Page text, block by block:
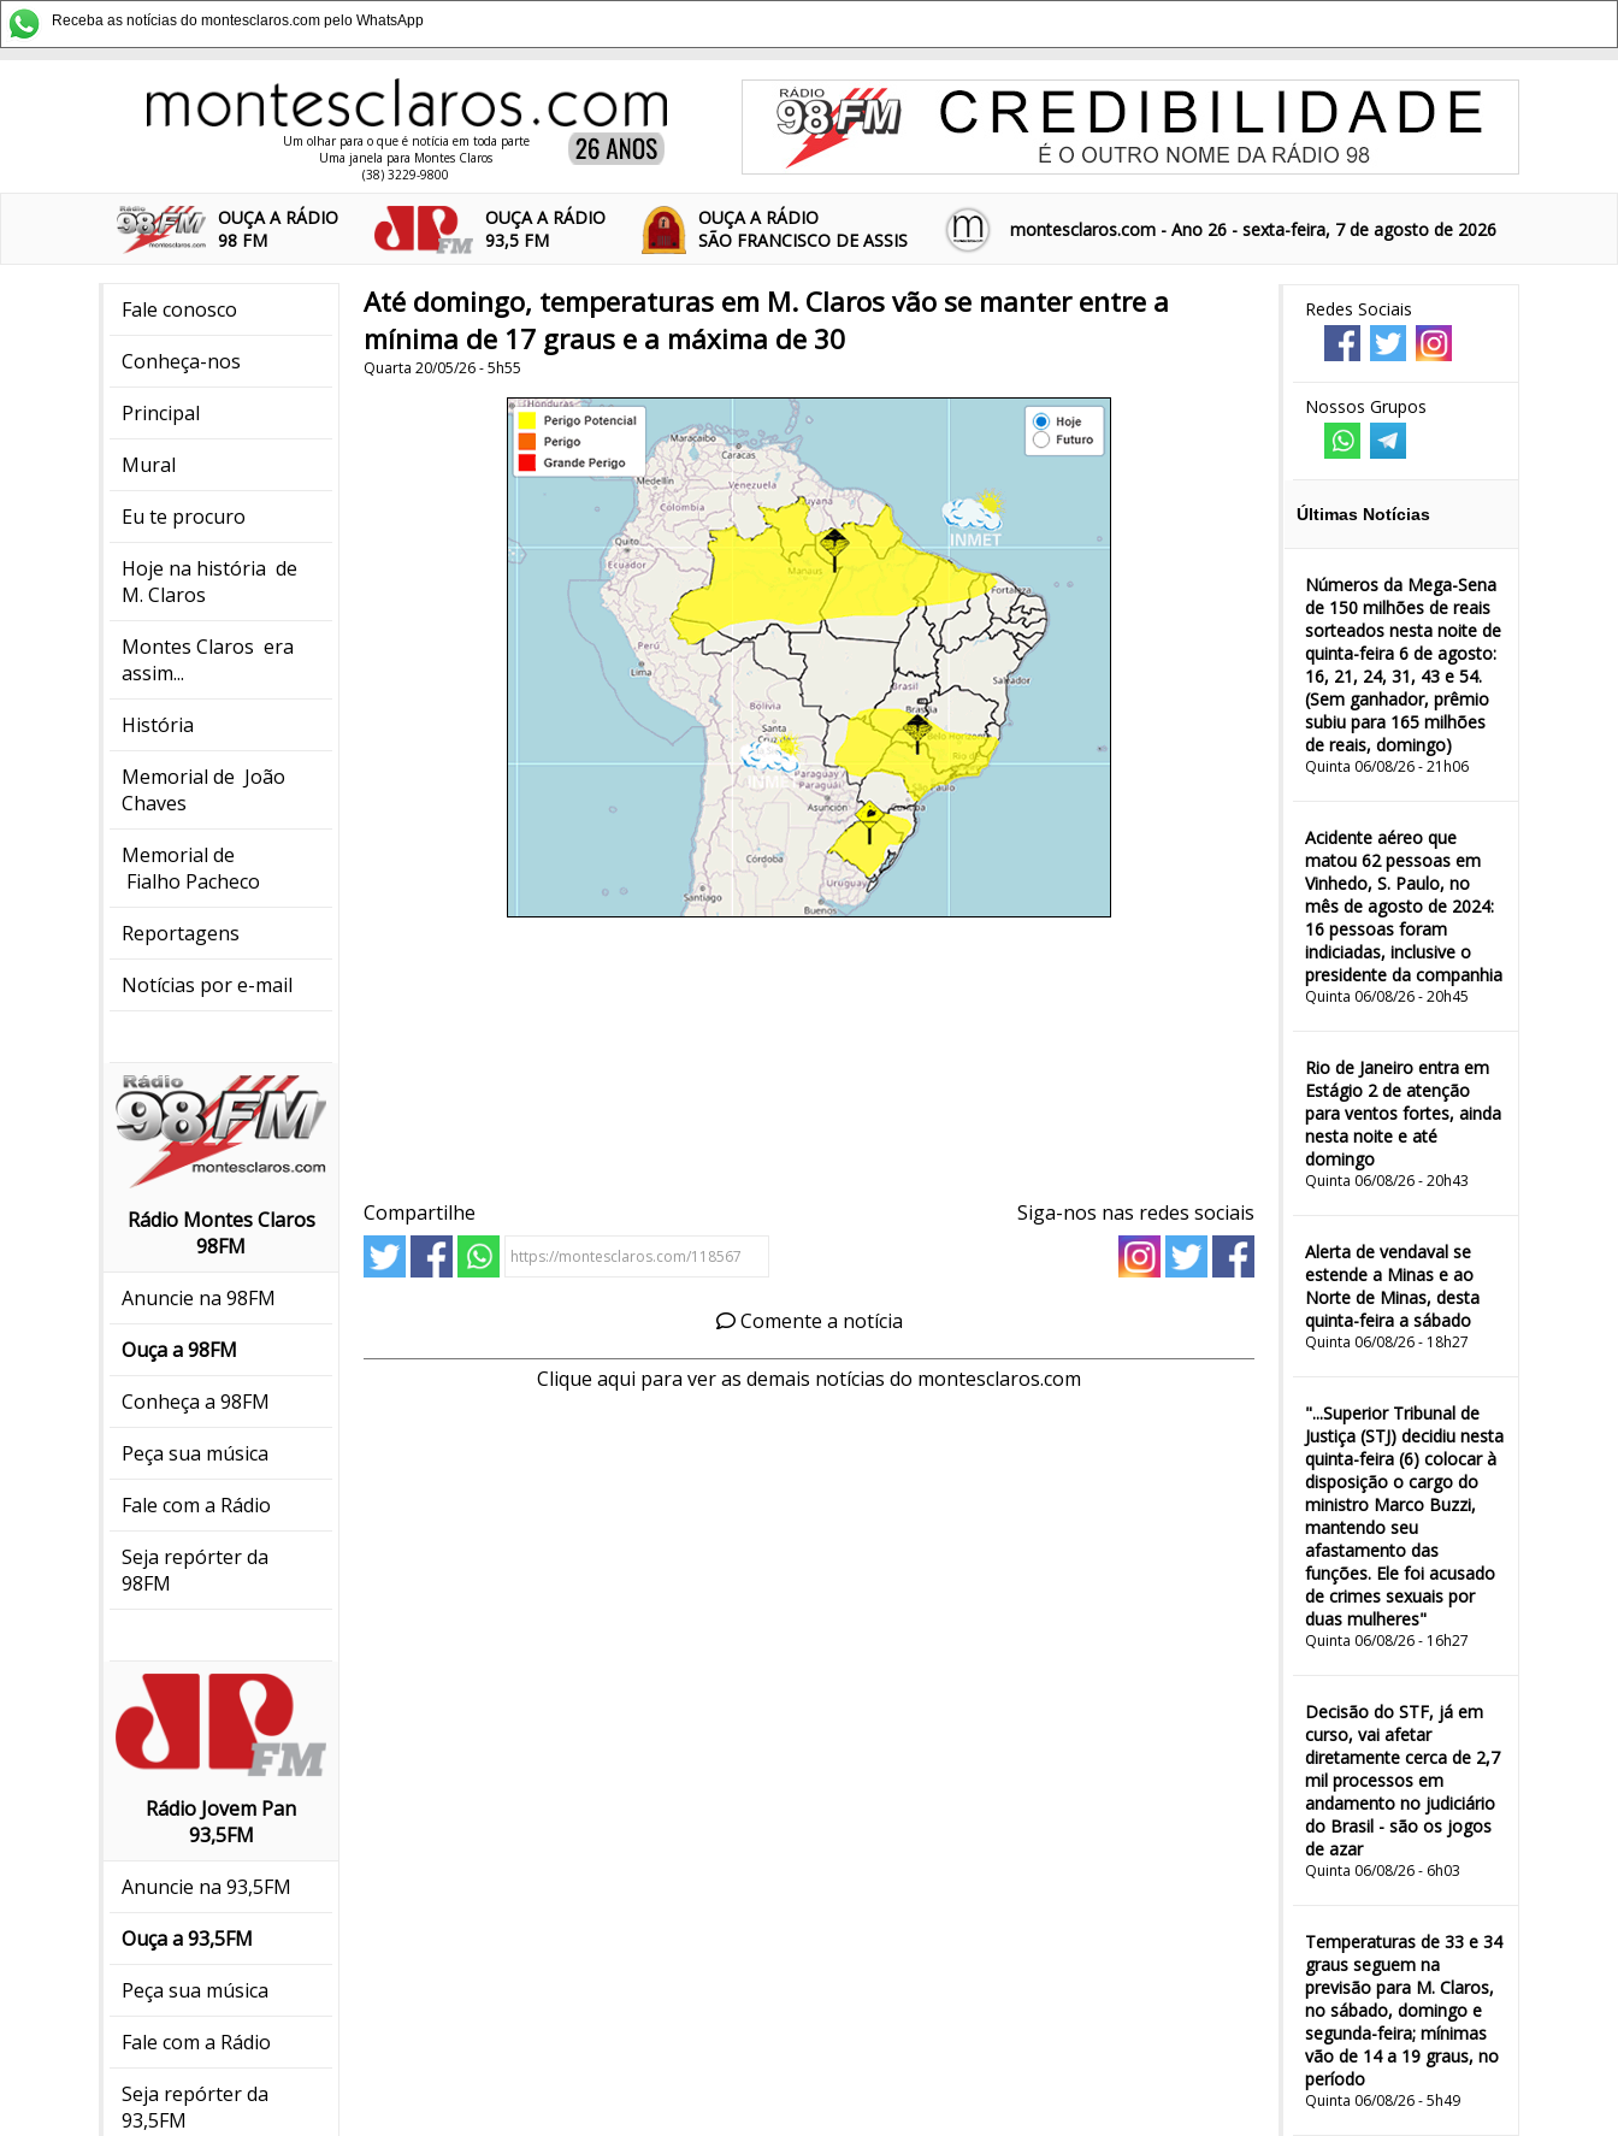
Receba as notícias do montesclaros.com pelo WhatsApp
Um olhar para o que é notícia em toda parte
Uma janela para Montes Claros
(38) 3229-9800
OUÇA A RÁDIO
98 FM
OUÇA A RÁDIO
93,5 FM
OUÇA A RÁDIO
SÃO FRANCISCO DE ASSIS
montesclaros.com - Ano 26 - sexta-feira, 7 de agosto de 2026
Fale conosco
Conheça-nos
Principal
Mural
Eu te procuro
Hoje na história de
M. Claros
Montes Claros era
assim...
História
Memorial de João
Chaves
Memorial de
Fialho Pacheco
Reportagens
Notícias por e-mail
Rádio Montes Claros
98FM
Anuncie na 98FM
Ouça a 98FM
Conheça a 98FM
Peça sua música
Fale com a Rádio
Seja repórter da
98FM
Rádio Jovem Pan
93,5FM
Anuncie na 93,5FM
Ouça a 93,5FM
Peça sua música
Fale com a Rádio
Seja repórter da
93,5FM
Redes Sociais
Nossos Grupos
Últimas Notícias
Números da Mega-Sena
de 150 milhões de reais
sorteados nesta noite de
quinta-feira 6 de agosto:
16, 21, 24, 31, 43 e 54.
(Sem ganhador, prêmio
subiu para 165 milhões
de reais, domingo)
Quinta 06/08/26 - 21h06
Acidente aéreo que
matou 62 pessoas em
Vinhedo, S. Paulo, no
mês de agosto de 2024:
16 pessoas foram
indiciadas, inclusive o
presidente da companhia
Quinta 06/08/26 - 20h45
Rio de Janeiro entra em
Estágio 2 de atenção
para ventos fortes, ainda
nesta noite e até
domingo
Quinta 06/08/26 - 20h43
Alerta de vendaval se
estende a Minas e ao
Norte de Minas, desta
quinta-feira a sábado
Quinta 06/08/26 - 18h27
"...Superior Tribunal de
Justiça (STJ) decidiu nesta
quinta-feira (6) colocar à
disposição o cargo do
ministro Marco Buzzi,
mantendo seu
afastamento das
funções. Ele foi acusado
de crimes sexuais por
duas mulheres"
Quinta 06/08/26 - 16h27
Decisão do STF, já em
curso, vai afetar
diretamente cerca de 2,7
mil processos em
andamento no judiciário
do Brasil - são os jogos
de azar
Quinta 06/08/26 - 6h03
Temperaturas de 33 e 34
graus seguem na
previsão para M. Claros,
no sábado, domingo e
segunda-feira; mínimas
vão de 14 a 19 graus, no
período
Quinta 06/08/26 - 5h49
Até domingo, temperaturas em M. Claros vão se manter entre a
mínima de 17 graus e a máxima de 30
Quarta 20/05/26 - 5h55
Compartilhe Siga-nos nas redes sociais
Comente a notícia
Clique aqui para ver as demais notícias do montesclaros.com